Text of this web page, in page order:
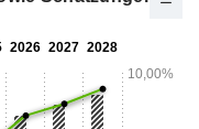
Sonstige (5,9 %).